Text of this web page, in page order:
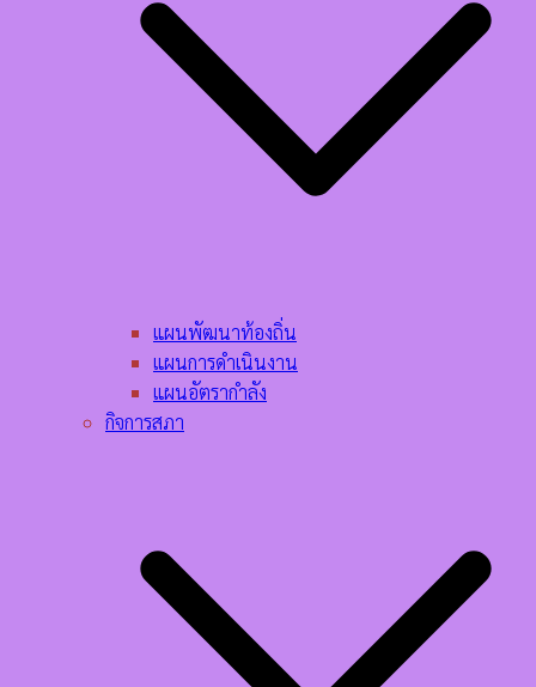
แผนพัฒนาท้องถิ่น
แผนการดำเนินงาน
แผนอัตรากำลัง
กิจการสภา